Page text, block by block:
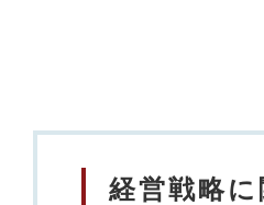
経営戦略